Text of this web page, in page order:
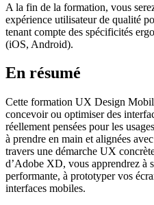
A la fin de la formation, vous
expérience utilisateur de qualité
tenant compte des spécificités
(iOS, Android).
En résumé
Cette formation UX Design
concevoir ou optimiser des
réellement pensées pour les
à prendre en main et alignées
travers une démarche UX
d’Adobe XD, vous apprendrez à
performante, à prototyper vos
interfaces mobiles.